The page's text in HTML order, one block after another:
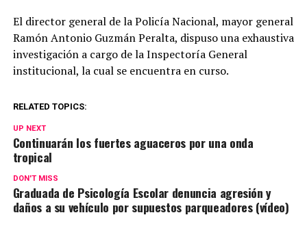
El director general de la Policía Nacional, mayor general
Ramón Antonio Guzmán Peralta, dispuso una exhaustiva
investigación a cargo de la Inspectoría General
institucional, la cual se encuentra en curso.
RELATED TOPICS:
UP NEXT
Continuarán los fuertes aguaceros por una onda
tropical
DON'T MISS
Graduada de Psicología Escolar denuncia agresión y
daños a su vehículo por supuestos parqueadores (vídeo)